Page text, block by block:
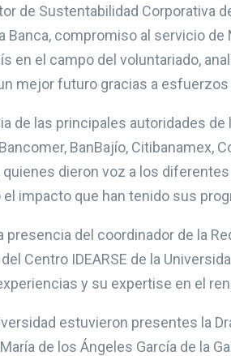
de Sustentabilidad Corporativa
Banca, compromiso al servicio
en el campo del voluntariado,
mejor futuro gracias a
de las principales autoridades
BanBajío, Citibanamex,
quienes dieron voz a los
impacto que han tenido sus
presencia del coordinador de la
Centro IDEARSE de la
y su expertise en el
estuvieron presentes la
de los Ángeles García de la